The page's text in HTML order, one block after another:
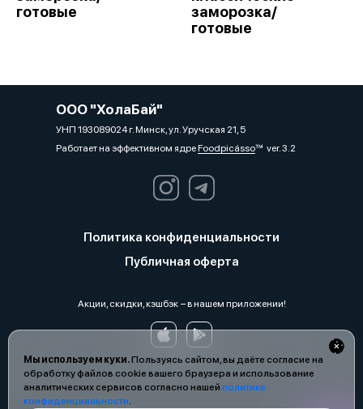
Мы используем куки.Пользуясь сайтом, вы даёте согласие на
обработку файлов cookie вашего браузера и использование
аналитических сервисов согласно нашей политике
конфиденциальности.
готовые
заморозка/
готовые
ООО "ХолаБай"
УНП 193089024 г. Минск, ул. Уручская 21, 5
Работает на эффективном ядреFoodpicássover. 3.2
Политика конфиденциальности
Публичная оферта
Акции, скидки, кэшбэк − в нашем приложении!